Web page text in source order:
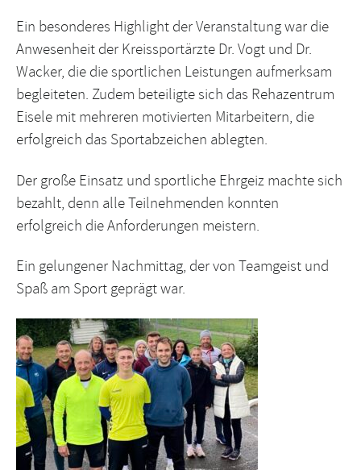
Ein besonderes Highlight der Veranstaltung war die
Anwesenheit der Kreissportärzte Dr. Vogt und Dr.
Wacker, die die sportlichen Leistungen aufmerksam
begleiteten. Zudem beteiligte sich das Rehazentrum
Eisele mit mehreren motivierten Mitarbeitern, die
erfolgreich das Sportabzeichen ablegten.
Der große Einsatz und sportliche Ehrgeiz machte sich
bezahlt, denn alle Teilnehmenden konnten
erfolgreich die Anforderungen meistern.
Ein gelungener Nachmittag, der von Teamgeist und
Spaß am Sport geprägt war.